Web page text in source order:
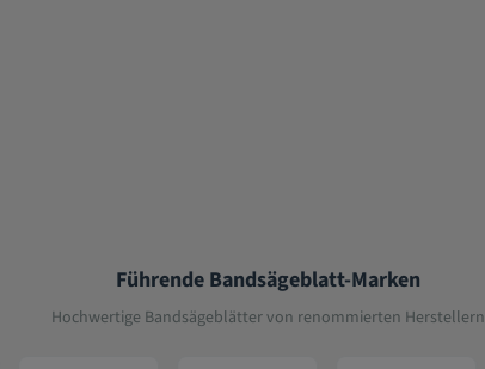
Führende Bandsägeblatt-Marken
Hochwertige Bandsägeblätter von renommierten Herstellern